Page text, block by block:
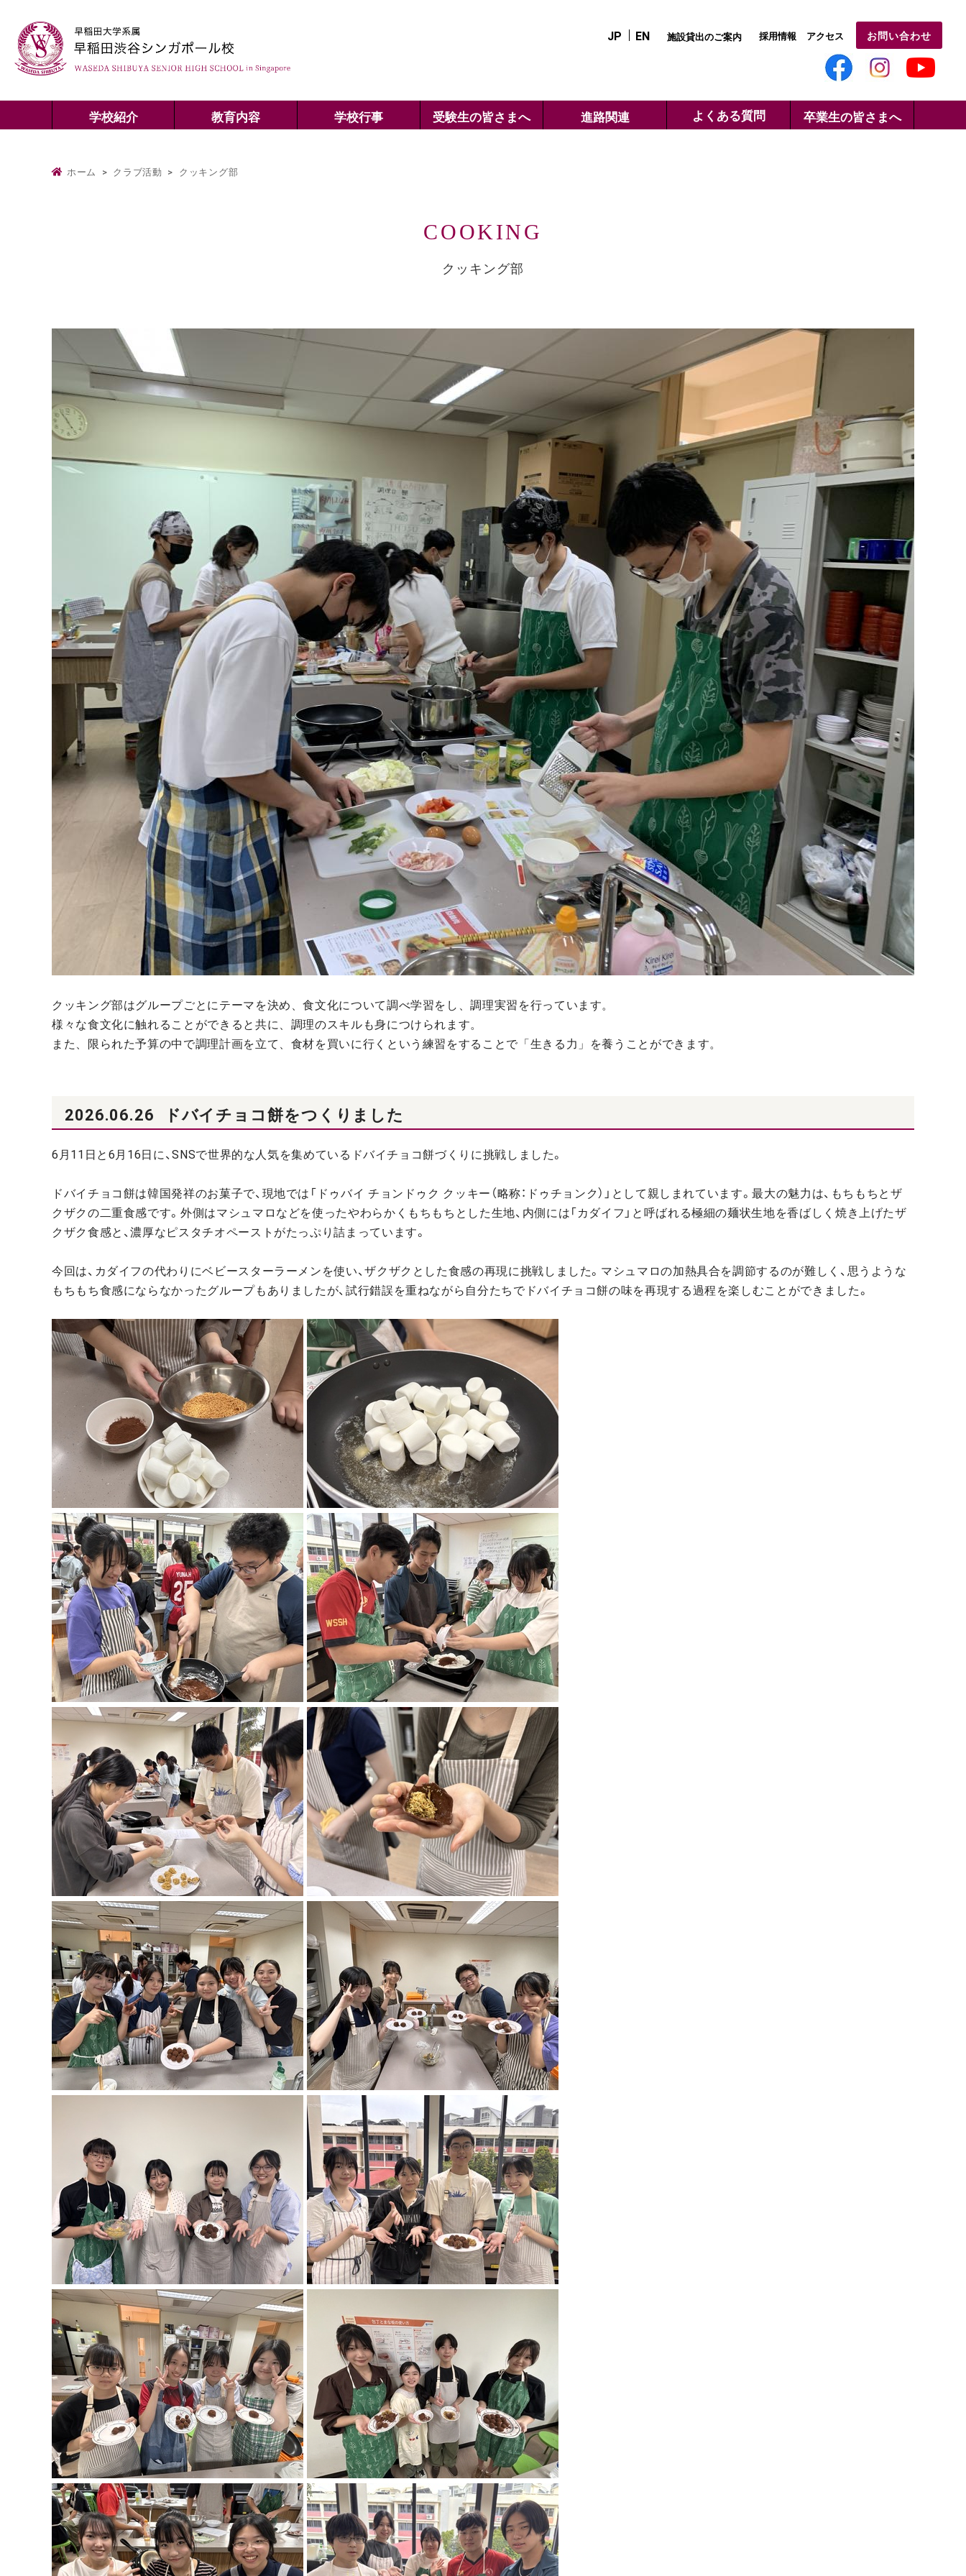
JP EN 施設貸出のご案内 採用情報 アクセス お問い合わせ
学校紹介 教育内容 学校行事 受験生の皆さまへ 進路関連 よくある質問 卒業生の皆さまへ
ホーム > クラブ活動 > クッキング部
COOKING
クッキング部
クッキング部はグループごとにテーマを決め、食文化について調べ学習をし、調理実習を行っています。
様々な食文化に触れることができると共に、調理のスキルも身につけられます。
また、限られた予算の中で調理計画を立て、食材を買いに行くという練習をすることで「生きる力」を養うことができます。
2026.06.26 ドバイチョコ餅をつくりました
6月11日と6月16日に、SNSで世界的な人気を集めているドバイチョコ餅づくりに挑戦しました。
ドバイチョコ餅は韓国発祥のお菓子で、現地では「ドゥバイ チョンドゥク クッキー（略称：ドゥチョンク）」として親しまれています。最大の魅力は、もちもちとザ
クザクの二重食感です。外側はマシュマロなどを使ったやわらかくもちもちとした生地、内側には「カダイフ」と呼ばれる極細の麺状生地を香ばしく焼き上げたザ
クザク食感と、濃厚なピスタチオペーストがたっぷり詰まっています。
今回は、カダイフの代わりにベビースターラーメンを使い、ザクザクとした食感の再現に挑戦しました。マシュマロの加熱具合を調節するのが難しく、思うような
もちもち食感にならなかったグループもありましたが、試行錯誤を重ねながら自分たちでドバイチョコ餅の味を再現する過程を楽しむことができました。